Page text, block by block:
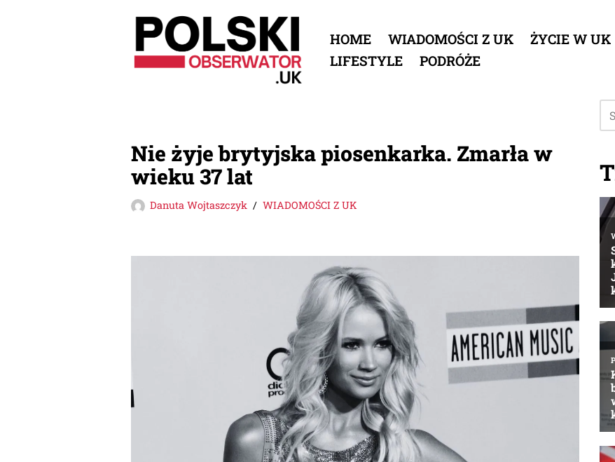
Przejdź
do
HOME WIADOMOŚCI Z UK ŻYCIE W UK
LIFESTYLE
PODRÓŻE
Nie żyje brytyjska piosenkarka. Zmarła w
wieku 37 lat
Danuta Wojtaszczyk WIADOMOŚCI Z UK